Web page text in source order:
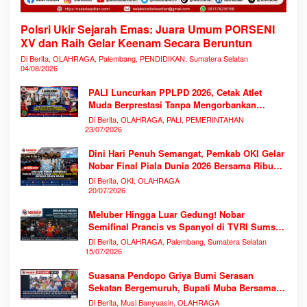
Polsri Ukir Sejarah Emas: Juara Umum PORSENI
XV dan Raih Gelar Keenam Secara Beruntun
Di Berita, OLAHRAGA, Palembang, PENDIDIKAN, Sumatera Selatan
04/08/2026
PALI Luncurkan PPLPD 2026, Cetak Atlet
Muda Berprestasi Tanpa Mengorbankan
Pendidikan
Di Berita, OLAHRAGA, PALI, PEMERINTAHAN
23/07/2026
Dini Hari Penuh Semangat, Pemkab OKI Gelar
Nobar Final Piala Dunia 2026 Bersama Ribuan
Warga
Di Berita, OKI, OLAHRAGA
20/07/2026
Meluber Hingga Luar Gedung! Nobar
Semifinal Prancis vs Spanyol di TVRI Sumsel
Memecahkan Rekor Antusiasme
Di Berita, OLAHRAGA, Palembang, Sumatera Selatan
15/07/2026
Suasana Pendopo Griya Bumi Serasan
Sekatan Bergemuruh, Bupati Muba Bersama
Ribuan Warga Nobar Laga Bersejarah Piala
Di Berita, Musi Banyuasin, OLAHRAGA